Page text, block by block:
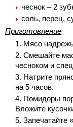
чеснок – 2
соль, перец,
Приготовление
Мясо
Смешайте
чесноком и
Натрите
на 5 часов.
Помидоры
Вложите
Запечатайте